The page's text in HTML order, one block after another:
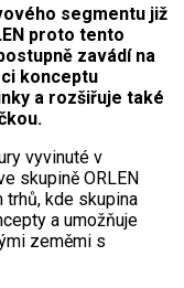
segmentu již
proto tento
zavádí na
konceptu
a rozšiřuje také
vyvinuté v
skupině ORLEN
kde skupina
a umožňuje
zeměmi s